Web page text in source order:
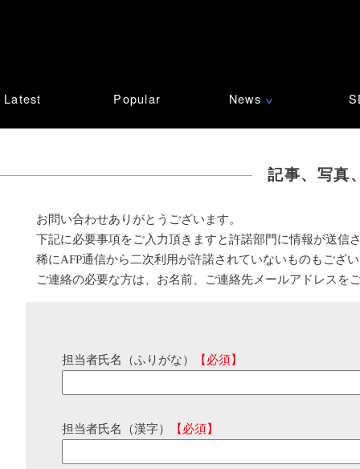
Latest Popular News ∨
記事、写真
お問い合わせありがとうございます。
下記に必要事項をご入力頂きますと許諾部門に情報が送信
稀にAFP通信から二次利用が許諾されていないものもござ
ご連絡の必要な方は、お名前、ご連絡先メールアドレスを
担当者氏名（ふりがな） 【必須】
担当者氏名（漢字） 【必須】